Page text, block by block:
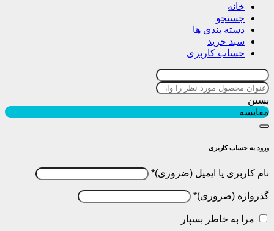
خانه
جستجو
دسته بندی ها
سبد خرید
حساب کاربری
بستن
مقایسه
ورود به حساب کاربری
نام کاربری یا ایمیل *
گذرواژه *
مرا به خاطر بسپار